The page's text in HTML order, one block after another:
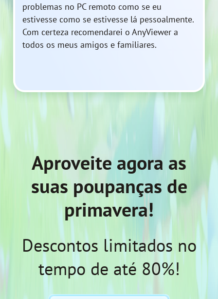
problemas no PC remoto como se eu
estivesse como se estivesse lá pessoalmente.
Com certeza recomendarei o AnyViewer a
todos os meus amigos e familiares.
Aproveite agora as
suas poupanças de
primavera!
Descontos limitados no
tempo de até 80%!